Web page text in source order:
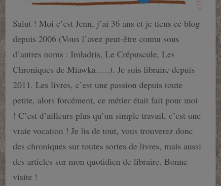
Salut ! Moi c’est Jenn, j’ai 36 ans et je tiens ce blog
depuis 2006 (Vous l’avez peut-être connu sous
d’autres noms : Imladris, Le Crépuscule, Les
Chroniques de Miawka…..). Je suis libraire depuis
2011. Les livres, c’est une passion depuis toute
petite, alors forcément, ce métier était fait pour moi
! C’est d’ailleurs plus qu’un simple travail, c’est une
vraie vocation ! Je lis de tout, vous trouverez donc
des chroniques sur toutes sortes de livres, mais aussi
des articles sur mon quotidien de libraire. Bonne
visite !